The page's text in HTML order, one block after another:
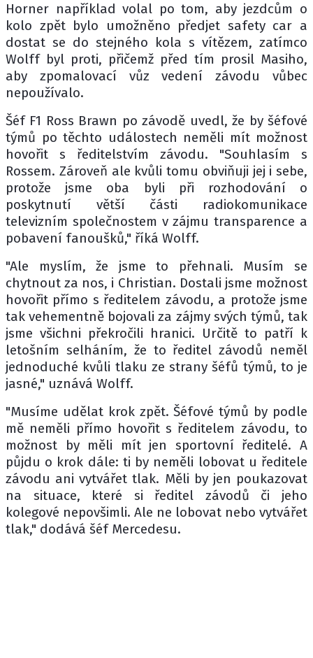
Horner například volal po tom, aby jezdcům o
kolo zpět bylo umožněno předjet safety car a
dostat se do stejného kola s vítězem, zatímco
Wolff byl proti, přičemž před tím prosil Masiho,
aby zpomalovací vůz vedení závodu vůbec
nepoužívalo.
Šéf F1 Ross Brawn po závodě uvedl, že by šéfové
týmů po těchto událostech neměli mít možnost
hovořit s ředitelstvím závodu. "Souhlasím s
Rossem. Zároveň ale kvůli tomu obviňuji jej i sebe,
protože jsme oba byli při rozhodování o
poskytnutí větší části radiokomunikace
televizním společnostem v zájmu transparence a
pobavení fanoušků," říká Wolff.
"Ale myslím, že jsme to přehnali. Musím se
chytnout za nos, i Christian. Dostali jsme možnost
hovořit přímo s ředitelem závodu, a protože jsme
tak vehementně bojovali za zájmy svých týmů, tak
jsme všichni překročili hranici. Určitě to patří k
letošním selháním, že to ředitel závodů neměl
jednoduché kvůli tlaku ze strany šéfů týmů, to je
jasné," uznává Wolff.
"Musíme udělat krok zpět. Šéfové týmů by podle
mě neměli přímo hovořit s ředitelem závodu, to
možnost by měli mít jen sportovní ředitelé. A
půjdu o krok dále: ti by neměli lobovat u ředitele
závodu ani vytvářet tlak. Měli by jen poukazovat
na situace, které si ředitel závodů či jeho
kolegové nepovšimli. Ale ne lobovat nebo vytvářet
tlak," dodává šéf Mercedesu.